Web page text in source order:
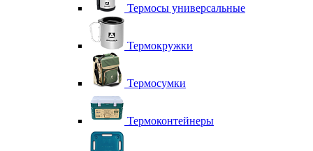
Термосы универсальные
Термокружки
Термосумки
Термоконтейнеры